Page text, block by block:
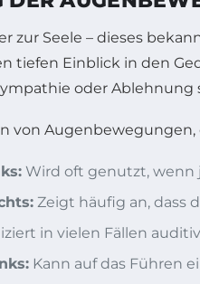
zur Seele – dieses
tiefen Einblick in den
oder Ablehnung
von
Wird oft genutzt, wenn
Zeigt häufig an, dass
in vielen Fällen
Kann auf das Führen